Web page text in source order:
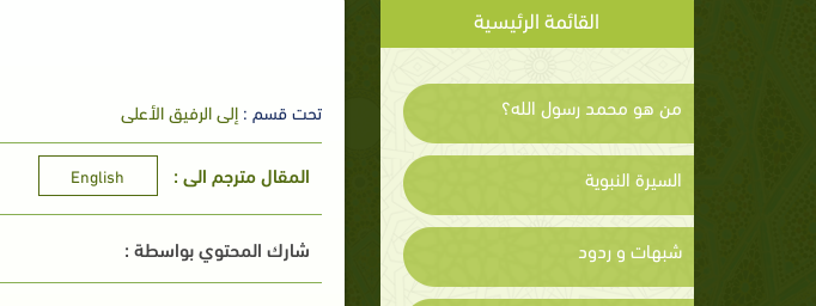
القائمة الرئيسية
من هو محمد رسول الله؟
السيرة النبوية
شبهات و ردود
تحت قسم :إلى الرفيق الأعلى
المقال مترجم الى : English
شارك المحتوي بواسطة :